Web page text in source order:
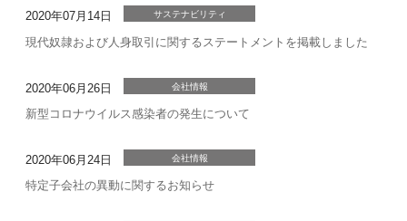
2020年07月14日 サステナビリティ
現代奴隷および人身取引に関するステートメントを掲載しました
2020年06月26日 会社情報
新型コロナウイルス感染者の発生について
2020年06月24日 会社情報
特定子会社の異動に関するお知らせ